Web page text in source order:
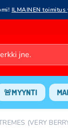
ILMAINEN
🚨MYYNTI
(VERY